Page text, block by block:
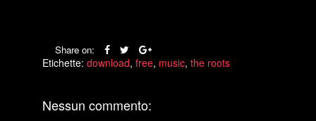
Share on:
Etichette: download, free, music, the roots
Nessun commento: